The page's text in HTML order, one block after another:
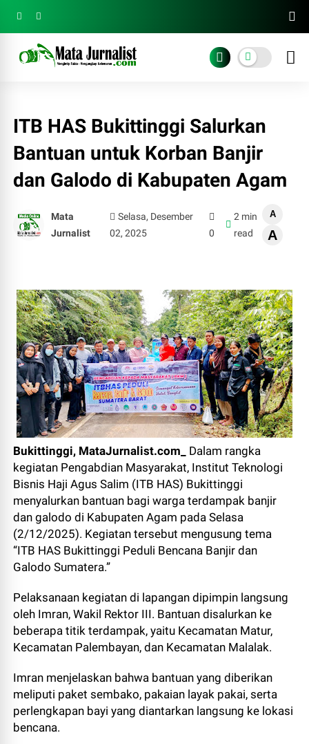
ITB HAS Bukittinggi Salurkan
Bantuan untuk Korban Banjir
dan Galodo di Kabupaten Agam
Mata
Jurnalist
Selasa, Desember
02, 2025
0
2 min
read
A
A
Bukittinggi, MataJurnalist.com_
Dalam rangka
kegiatan Pengabdian Masyarakat, Institut Teknologi
Bisnis Haji Agus Salim (ITB HAS) Bukittinggi
menyalurkan bantuan bagi warga terdampak banjir
dan galodo di Kabupaten Agam pada Selasa
(2/12/2025). Kegiatan tersebut mengusung tema
“ITB HAS Bukittinggi Peduli Bencana Banjir dan
Galodo Sumatera.”
Pelaksanaan kegiatan di lapangan dipimpin langsung
oleh Imran, Wakil Rektor III. Bantuan disalurkan ke
beberapa titik terdampak, yaitu Kecamatan Matur,
Kecamatan Palembayan, dan Kecamatan Malalak.
Imran menjelaskan bahwa bantuan yang diberikan
meliputi paket sembako, pakaian layak pakai, serta
perlengkapan bayi yang diantarkan langsung ke lokasi
bencana.